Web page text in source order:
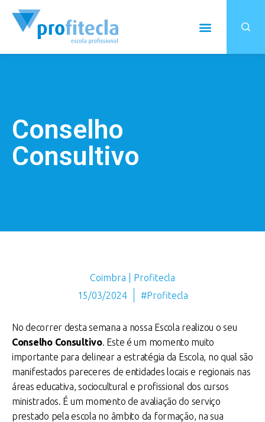
Conselho
Consultivo
Coimbra | Profitecla
15/03/2024
#Profitecla
No decorrer desta semana a nossa Escola realizou o seu
Conselho Consultivo. Este é um momento muito
importante para delinear a estratégia da Escola, no qual são
manifestados pareceres de entidades locais e regionais nas
áreas educativa, sociocultural e profissional dos cursos
ministrados. É um momento de avaliação do serviço
prestado pela escola no âmbito da formação, na sua